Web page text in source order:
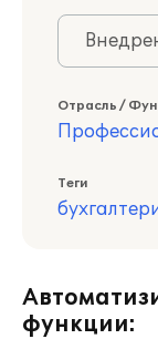
Отрасль /
Теги
функции: